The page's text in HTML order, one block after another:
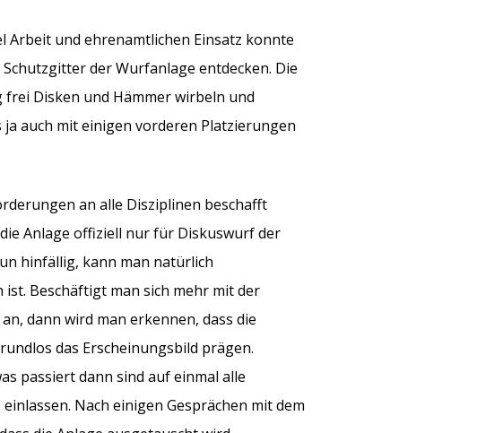
Arbeit und ehrenamtlichen Einsatz konnte
der Wurfanlage entdecken. Die
Disken und Hämmer wirbeln und
auch mit einigen vorderen Platzierungen
an alle Disziplinen beschafft
Anlage offiziell nur für Diskuswurf der
hinfällig, kann man natürlich
Beschäftigt man sich mehr mit der
dann wird man erkennen, dass die
das Erscheinungsbild prägen.
passiert dann sind auf einmal alle
Nach einigen Gesprächen mit dem